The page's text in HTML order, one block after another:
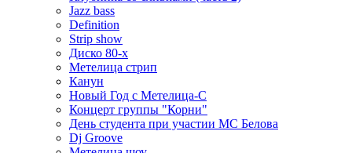
Jazz bass
Definition
Strip show
Диско 80-х
Метелица стрип
Канун
Новый Год с Метелица-С
Концерт группы "Корни"
День студента при участии МС Белова
Dj Groove